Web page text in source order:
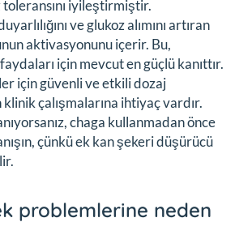
iyileştirmiştir.
ve glukoz alımını artıran
aktivasyonunu içerir. Bu,
için mevcut en güçlü kanıttır.
için güvenli ve etkili dozaj
çalışmalarına ihtiyaç vardır.
chaga kullanmadan önce
çünkü ek kan şekeri düşürücü
problemlerine neden